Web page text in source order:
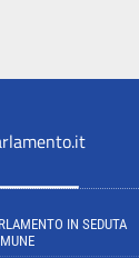
IN SEDUTA